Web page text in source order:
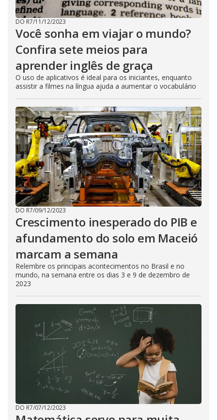
DO R7/11/12/2023
Você sonha em viajar o mundo?
Confira sete meios para
aprender inglês de graça
O uso de aplicativos é ideal para os iniciantes, enquanto
assistir a filmes na língua ajuda a aumentar o vocabulário
DO R7/09/12/2023
Crescimento inesperado do PIB e
afundamento do solo em Maceió
marcam a semana
Relembre os principais acontecimentos no Brasil e no
mundo, na semana entre os dias 3 e 9 de dezembro de
2023
DO R7/07/12/2023